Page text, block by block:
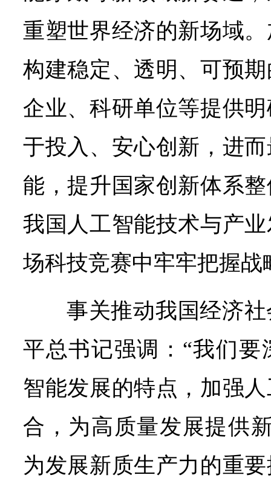
重塑世界经济的新场域
构建稳定、透明、可预
企业、科研单位等提供
于投入、安心创新，进
能，提升国家创新体系
我国人工智能技术与产
场科技竞赛中牢牢把握战
事关推动我国经济
平总书记强调：“我们
智能发展的特点，加强
合，为高质量发展提供
为发展新质生产力的重